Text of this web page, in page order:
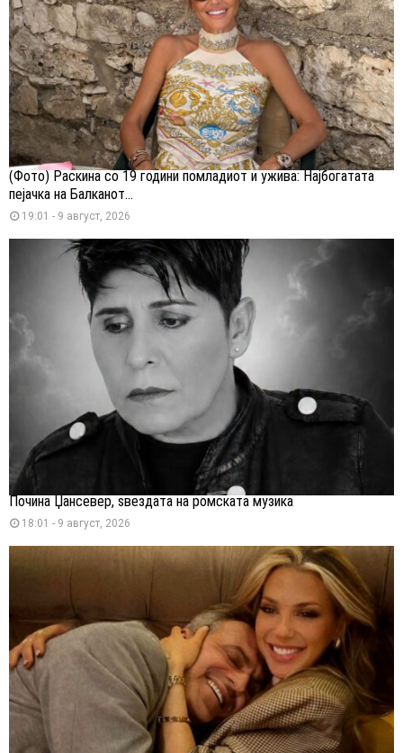
(Фото) Раскина со 19 години помладиот и ужива: Најбогатата
пејачка на Балканот...
19:01 - 9 август, 2026
Почина Џансевер, ѕвездата на ромската музика
18:01 - 9 август, 2026